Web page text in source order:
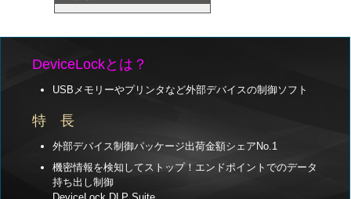
DeviceLockとは？
USBメモリーやプリンタなど外部デバイスの制御ソフト
特 長
外部デバイス制御パッケージ出荷金額シェアNo.1
機密情報を検知してストップ！エンドポイントでのデータ
持ち出し制御